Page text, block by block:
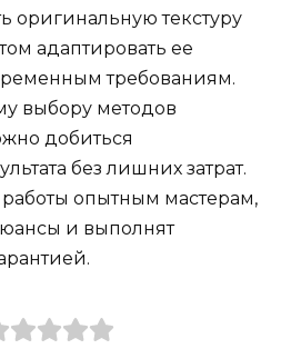
оригинальную текстуру
адаптировать ее
требованиям.
выбору методов
добиться
без лишних затрат.
работы опытным мастерам,
и выполнят